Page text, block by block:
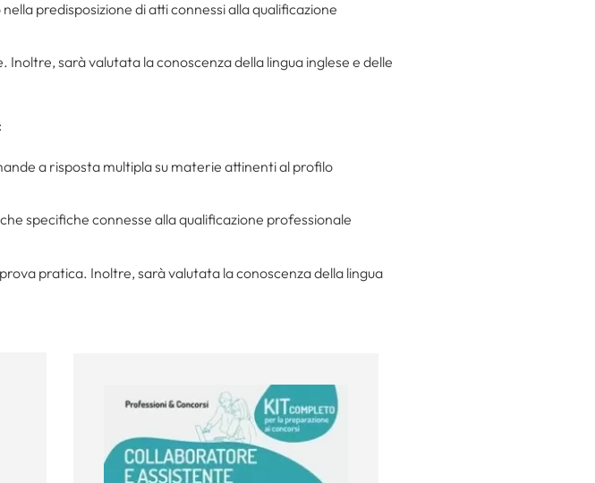
predisposizione di atti connessi alla qualificazione
sarà valutata la conoscenza della lingua inglese e delle
a risposta multipla su materie attinenti al profilo
specifiche connesse alla qualificazione professionale
pratica. Inoltre, sarà valutata la conoscenza della lingua